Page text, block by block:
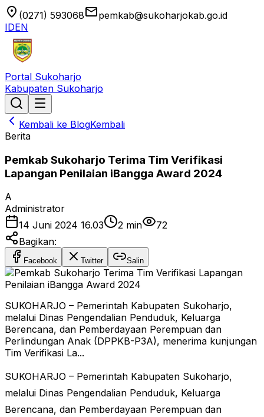
location_on (0271) 593068emailpemkab@sukoharjokab.go.id
IDEN
Portal Sukoharjo
Kabupaten Sukoharjo
Kembali ke BlogKembali
Berita
Pemkab Sukoharjo Terima Tim Verifikasi
Lapangan Penilaian iBangga Award 2024
A
Administrator
14 Juni 2024 16.03
2 min
72
Bagikan:
Facebook Twitter Salin
SUKOHARJO – Pemerintah Kabupaten Sukoharjo,
melalui Dinas Pengendalian Penduduk, Keluarga
Berencana, dan Pemberdayaan Perempuan dan
Perlindungan Anak (DPPKB-P3A), menerima kunjungan
Tim Verifikasi La...
SUKOHARJO – Pemerintah Kabupaten Sukoharjo,
melalui Dinas Pengendalian Penduduk, Keluarga
Berencana, dan Pemberdayaan Perempuan dan